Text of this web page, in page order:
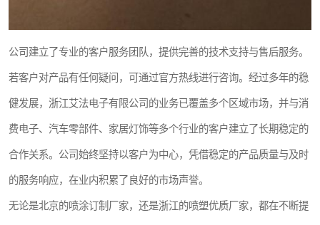
公司建立了专业的客户服务团队，提供完善的技术支持与售后服务。
若客户对产品有任何疑问，可通过官方热线进行咨询。经过多年的稳
健发展，浙江艾法电子有限公司的业务已覆盖多个区域市场，并与消
费电子、汽车零部件、家居灯饰等多个行业的客户建立了长期稳定的
合作关系。公司始终坚持以客户为中心，凭借稳定的产品质量与及时
的服务响应，在业内积累了良好的市场声誉。
无论是北京的喷涂订制厂家，还是浙江的喷塑优质厂家，都在不断提